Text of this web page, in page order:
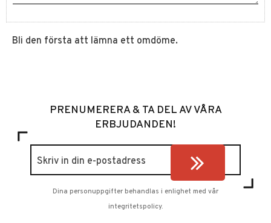
Bli den första att lämna ett omdöme.
PRENUMERERA & TA DEL AV VÅRA
ERBJUDANDEN!
Dina personuppgifter behandlas i enlighet med vår
integritetspolicy.